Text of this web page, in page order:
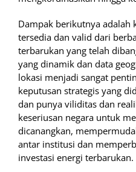
Dampak berikutnya adalah
tersedia dan valid dari
terbarukan yang telah
yang dinamik dan data
lokasi menjadi sangat
keputusan strategis yang
dan punya viliditas dan
keseriusan negara untuk
dicanangkan,
antar institusi dan
investasi energi terbarukan.